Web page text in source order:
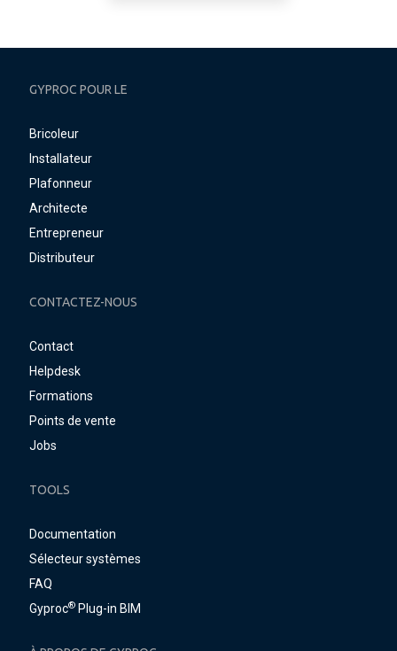
GYPROC POUR LE
Bricoleur
Installateur
Plafonneur
Architecte
Entrepreneur
Distributeur
CONTACTEZ-NOUS
Contact
Helpdesk
Formations
Points de vente
Jobs
TOOLS
Documentation
Sélecteur systèmes
FAQ
Gyproc® Plug-in BIM